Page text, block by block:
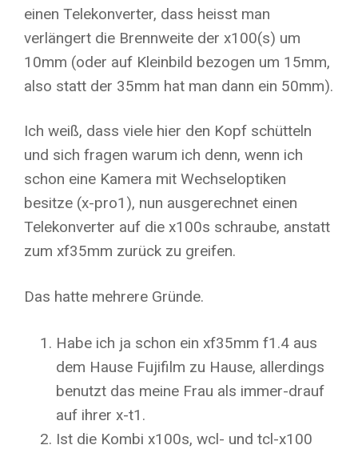
einen Telekonverter, dass heisst man
verlängert die Brennweite der x100(s) um
10mm (oder auf Kleinbild bezogen um 15mm,
also statt der 35mm hat man dann ein 50mm).
Ich weiß, dass viele hier den Kopf schütteln
und sich fragen warum ich denn, wenn ich
schon eine Kamera mit Wechseloptiken
besitze (x-pro1), nun ausgerechnet einen
Telekonverter auf die x100s schraube, anstatt
zum xf35mm zurück zu greifen.
Das hatte mehrere Gründe.
Habe ich ja schon ein xf35mm f1.4 aus
dem Hause Fujifilm zu Hause, allerdings
benutzt das meine Frau als immer-drauf
auf ihrer x-t1.
Ist die Kombi x100s, wcl- und tcl-x100